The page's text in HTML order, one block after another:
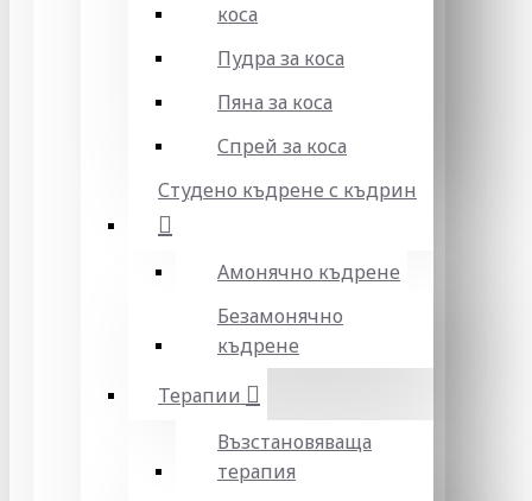
коса
Пудра за коса
Пяна за коса
Спрей за коса
Студено къдрене с къдрин
Амонячно къдрене
Безамонячно
къдрене
Терапии
Възстановяваща
терапия